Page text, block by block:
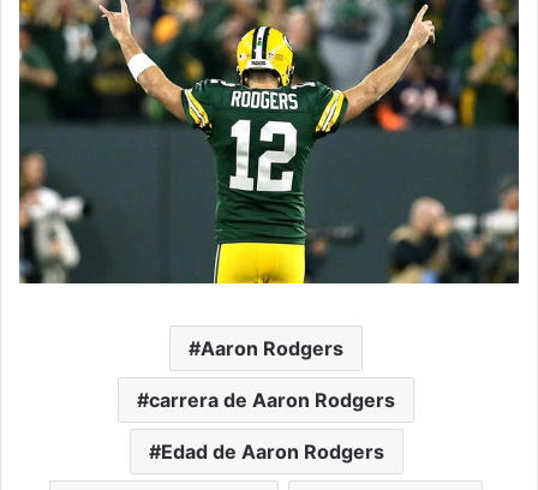
Aaron Rodgers
carrera de Aaron Rodgers
Edad de Aaron Rodgers